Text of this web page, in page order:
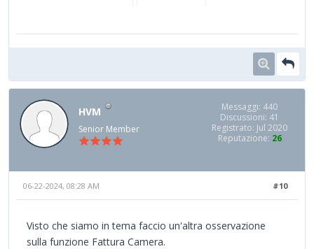
HVM
Senior Member
Messaggi: 440
Discussioni: 41
Registrato: Jul 2020
Reputazione: 26
#10
06-22-2024, 08:28 AM
Visto che siamo in tema faccio un'altra osservazione
sulla funzione Fattura Camera.